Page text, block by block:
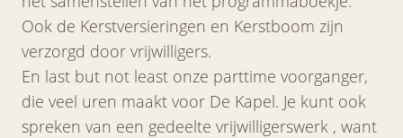
Ook de Kerstversieringen en Kerstboom zijn
verzorgd door vrijwilligers.
En last but not least onze parttime voorganger,
die veel uren maakt voor De Kapel. Je kunt ook
spreken van een gedeelte vrijwilligerswerk , want